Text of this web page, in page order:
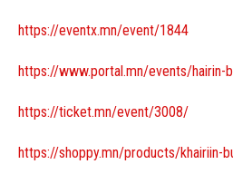
https://eventx.mn/event/1844
https://www.portal.mn/events/hairin-
https://ticket.mn/event/3008/
https://shoppy.mn/products/khairiin-